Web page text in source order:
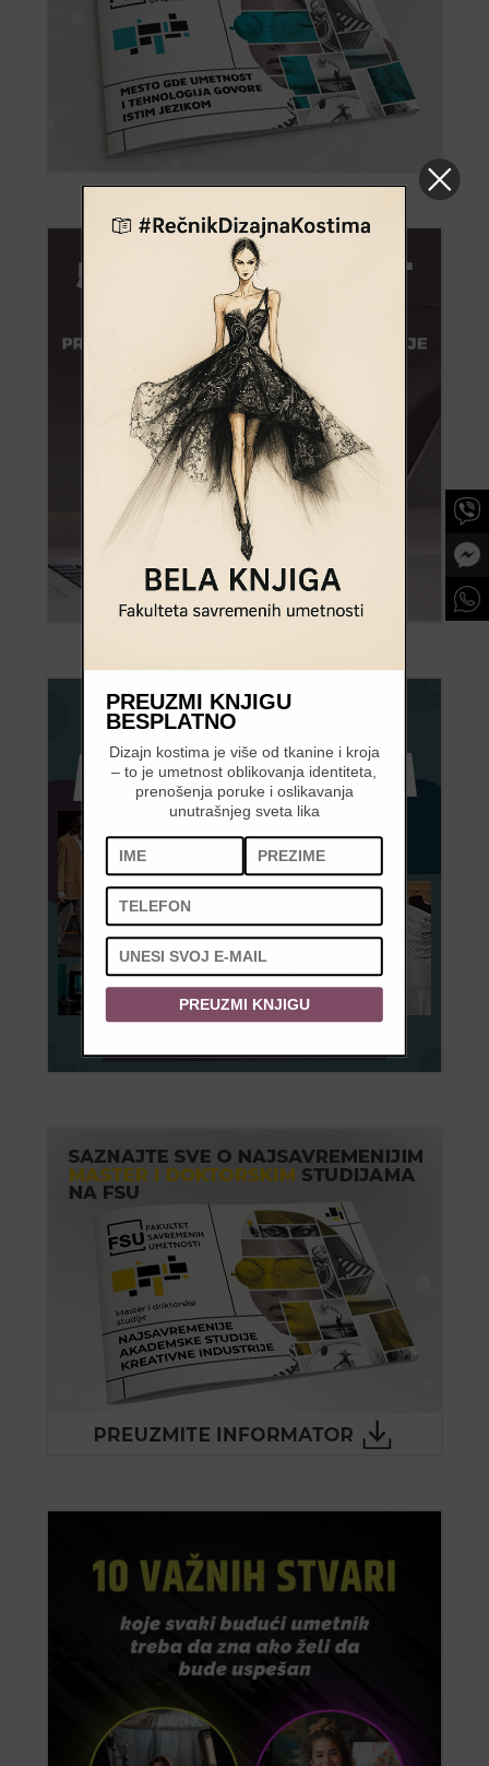
PREUZMI KNJIGU
BESPLATNO
Dizajn kostima je više od tkanine i kroja
– to je umetnost oblikovanja identiteta,
prenošenja poruke i oslikavanja
unutrašnjeg sveta lika
PREUZMI KNJIGU